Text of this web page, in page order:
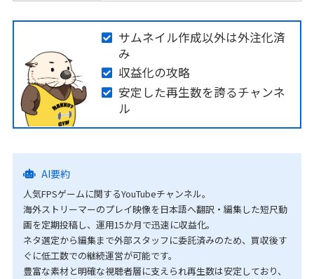
サムネイル作成以外は外注化済
み
収益化の攻略
安定した再生数を誇るチャンネ
ル
AI要約
人気FPSゲームに関するYouTubeチャンネル。
海外ストリーマーのプレイ映像を日本語へ翻訳・編集した短尺動
画を定期投稿し、運用15か月で迅速に収益化。
ネタ選定から編集まで外部スタッフに委託済みのため、買収後す
ぐに低工数での継続運営が可能です。
豊富な素材と明確な視聴者層に支えられ再生数は安定しており、